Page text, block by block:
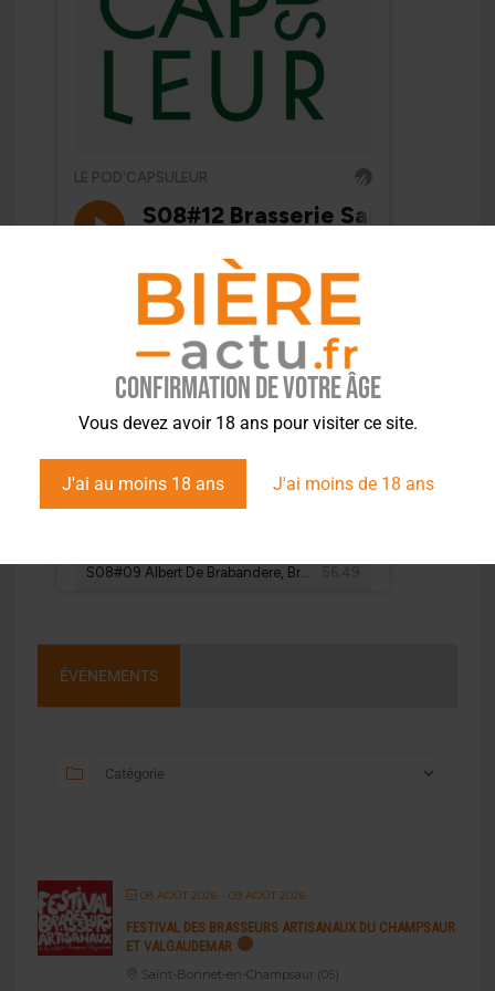
Confirmation de votre âge
Vous devez avoir 18 ans pour visiter ce site.
J'ai au moins 18 ans J'ai moins de 18 ans
ÉVÉNEMENTS
08 AOÛT 2026- 09 AOÛT 2026
FESTIVAL DES BRASSEURS ARTISANAUX DU CHAMPSAUR
ET VALGAUDEMAR
Saint-Bonnet-en-Champsaur (05)